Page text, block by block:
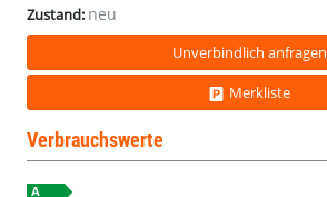
Zustand: neu
Unverbindlich anfragen
Merkliste
Verbrauchswerte